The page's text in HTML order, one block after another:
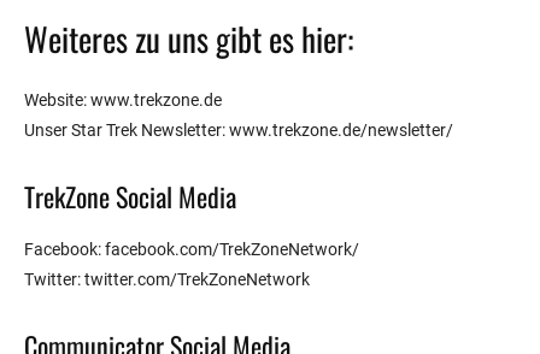
Weiteres zu uns gibt es hier:
Website: www.trekzone.de
Unser Star Trek Newsletter: www.trekzone.de/newsletter/
TrekZone Social Media
Facebook: facebook.com/TrekZoneNetwork/
Twitter: twitter.com/TrekZoneNetwork
Communicator Social Media